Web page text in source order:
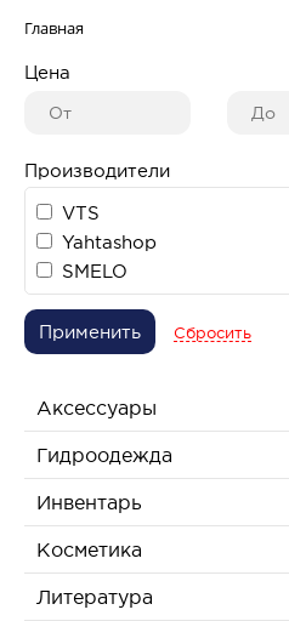
Главная
Цена
Производители
VTS
Yahtashop
SMELO
Применить Сбросить
Аксессуары
Гидроодежда
Инвентарь
Косметика
Литература